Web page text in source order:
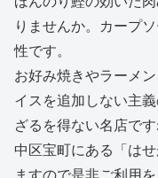
りませんか。カープ
性です。
お好み焼きやラーメ
イスを追加しない主
ざるを得ない名店で
中区宝町にある「は
ますので是非ご利用を